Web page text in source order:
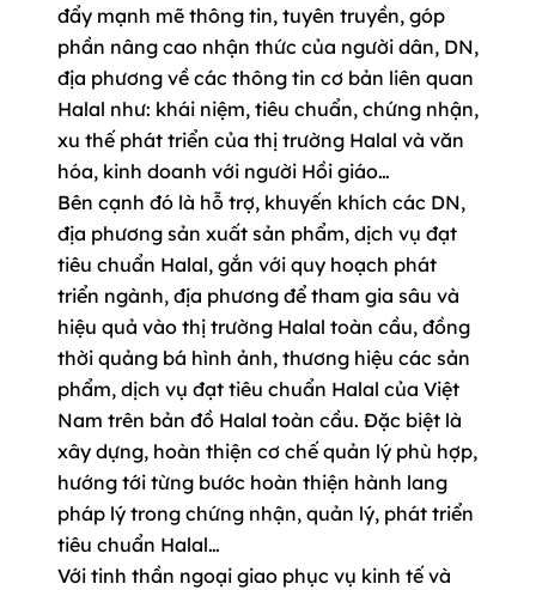
đẩy mạnh mẽ thông tin, tuyên truyền, góp
phần nâng cao nhận thức của người dân, DN,
địa phương về các thông tin cơ bản liên quan
Halal như: khái niệm, tiêu chuẩn, chứng nhận,
xu thế phát triển của thị trường Halal và văn
hóa, kinh doanh với người Hồi giáo…
Bên cạnh đó là hỗ trợ, khuyến khích các DN,
địa phương sản xuất sản phẩm, dịch vụ đạt
tiêu chuẩn Halal, gắn với quy hoạch phát
triển ngành, địa phương để tham gia sâu và
hiệu quả vào thị trường Halal toàn cầu, đồng
thời quảng bá hình ảnh, thương hiệu các sản
phẩm, dịch vụ đạt tiêu chuẩn Halal của Việt
Nam trên bản đồ Halal toàn cầu. Đặc biệt là
xây dựng, hoàn thiện cơ chế quản lý phù hợp,
hướng tới từng bước hoàn thiện hành lang
pháp lý trong chứng nhận, quản lý, phát triển
tiêu chuẩn Halal…
Với tinh thần ngoại giao phục vụ kinh tế và